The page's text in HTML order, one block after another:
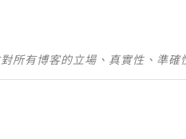
所有博客的立場、真實性、準確